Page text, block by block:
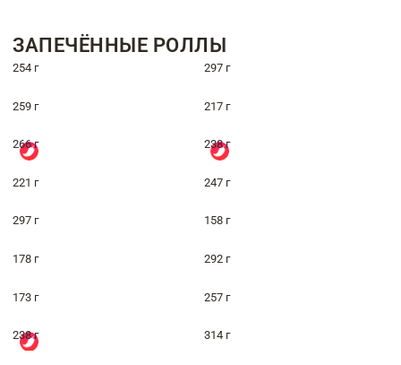
ЗАПЕЧЁННЫЕ РОЛЛЫ
254 г 297 г
259 г 217 г
266 г 238 г
221 г 247 г
297 г 158 г
178 г 292 г
173 г 257 г
238 г 314 г